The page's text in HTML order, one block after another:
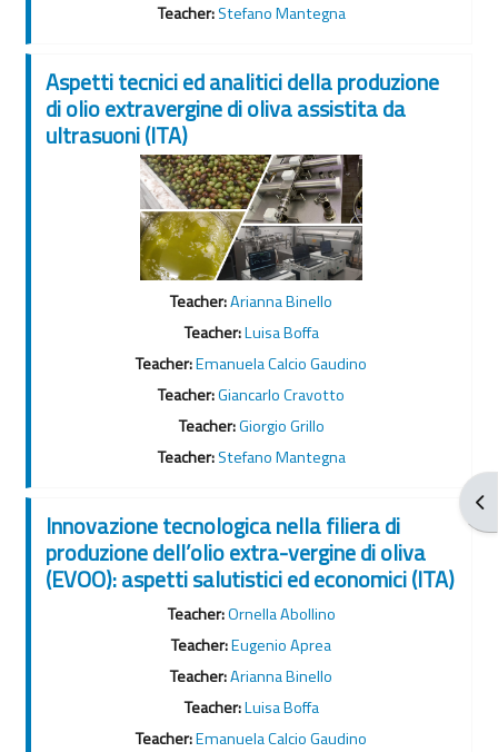
Teacher:Stefano Mantegna
Aspetti tecnici ed analitici della produzione
di olio extravergine di oliva assistita da
ultrasuoni (ITA)
Teacher:Arianna Binello
Teacher:Luisa Boffa
Teacher:Emanuela Calcio Gaudino
Teacher:Giancarlo Cravotto
Teacher:Giorgio Grillo
Teacher:Stefano Mantegna
Innovazione tecnologica nella filiera di
produzione dell’olio extra-vergine di oliva
(EVOO): aspetti salutistici ed economici (ITA)
Teacher:Ornella Abollino
Teacher:Eugenio Aprea
Teacher:Arianna Binello
Teacher:Luisa Boffa
Teacher:Emanuela Calcio Gaudino